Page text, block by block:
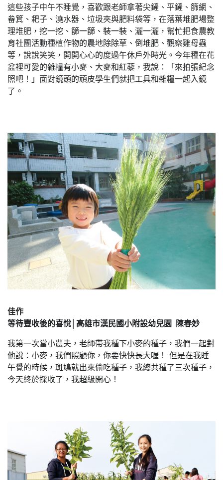
這些孩子中午不睡覺，喜歡跟老師拿著尖鏟、平鏟、篩網、
畚箕、耙子、澆水器、垃圾夾與肥料袋等，在落葉堆肥場整
理堆肥，挖一挖、篩一篩、裝一裝、灑一灑，幫忙把食農教
育社團活動種植作物的農地除除草、倒堆肥、觀察雞母蟲
等，說說笑笑，開開心心的度過午休戶外時光。今年種在花
盆裡可愛的雜糧有小麥、大麥和紅藜，我說：「來拍張紀念
照吧！」面對鏡頭的頑皮學生們就把工具和雜糧一起入鏡
了。
佳作
等待豐收後的喜悅│高雄市漢民國小附設幼兒園 陳春妙
我第一次當小農夫，老師帶我種下小麥的種子，我們一起對
他說：小麥，我們照顧你，你要快快長大喔！ 但是在我睡
午覺的時候，斑鳩就出來偷吃種子，我總共種了三次種子，
今天終於採收了，我超級開心！